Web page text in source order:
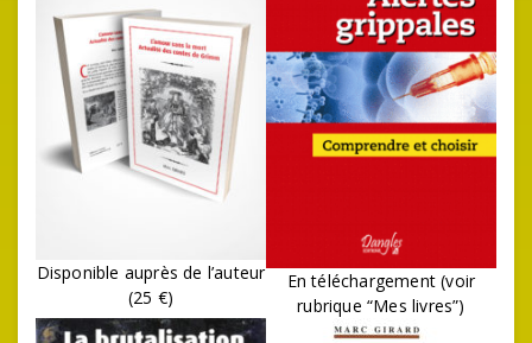
Disponible auprès de l’auteur
(25 €)
En téléchargement (voir
rubrique “Mes livres”)